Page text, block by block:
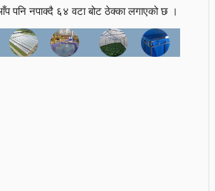
पनि नपाक्दै ६४ वटा बोट ठेक्का लगाएको छ ।